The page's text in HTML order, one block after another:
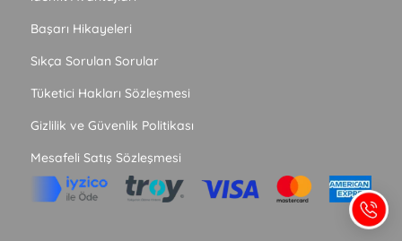
Başarı Hikayeleri
Sıkça Sorulan Sorular
Tüketici Hakları Sözleşmesi
Gizlilik ve Güvenlik Politikası
Mesafeli Satış Sözleşmesi